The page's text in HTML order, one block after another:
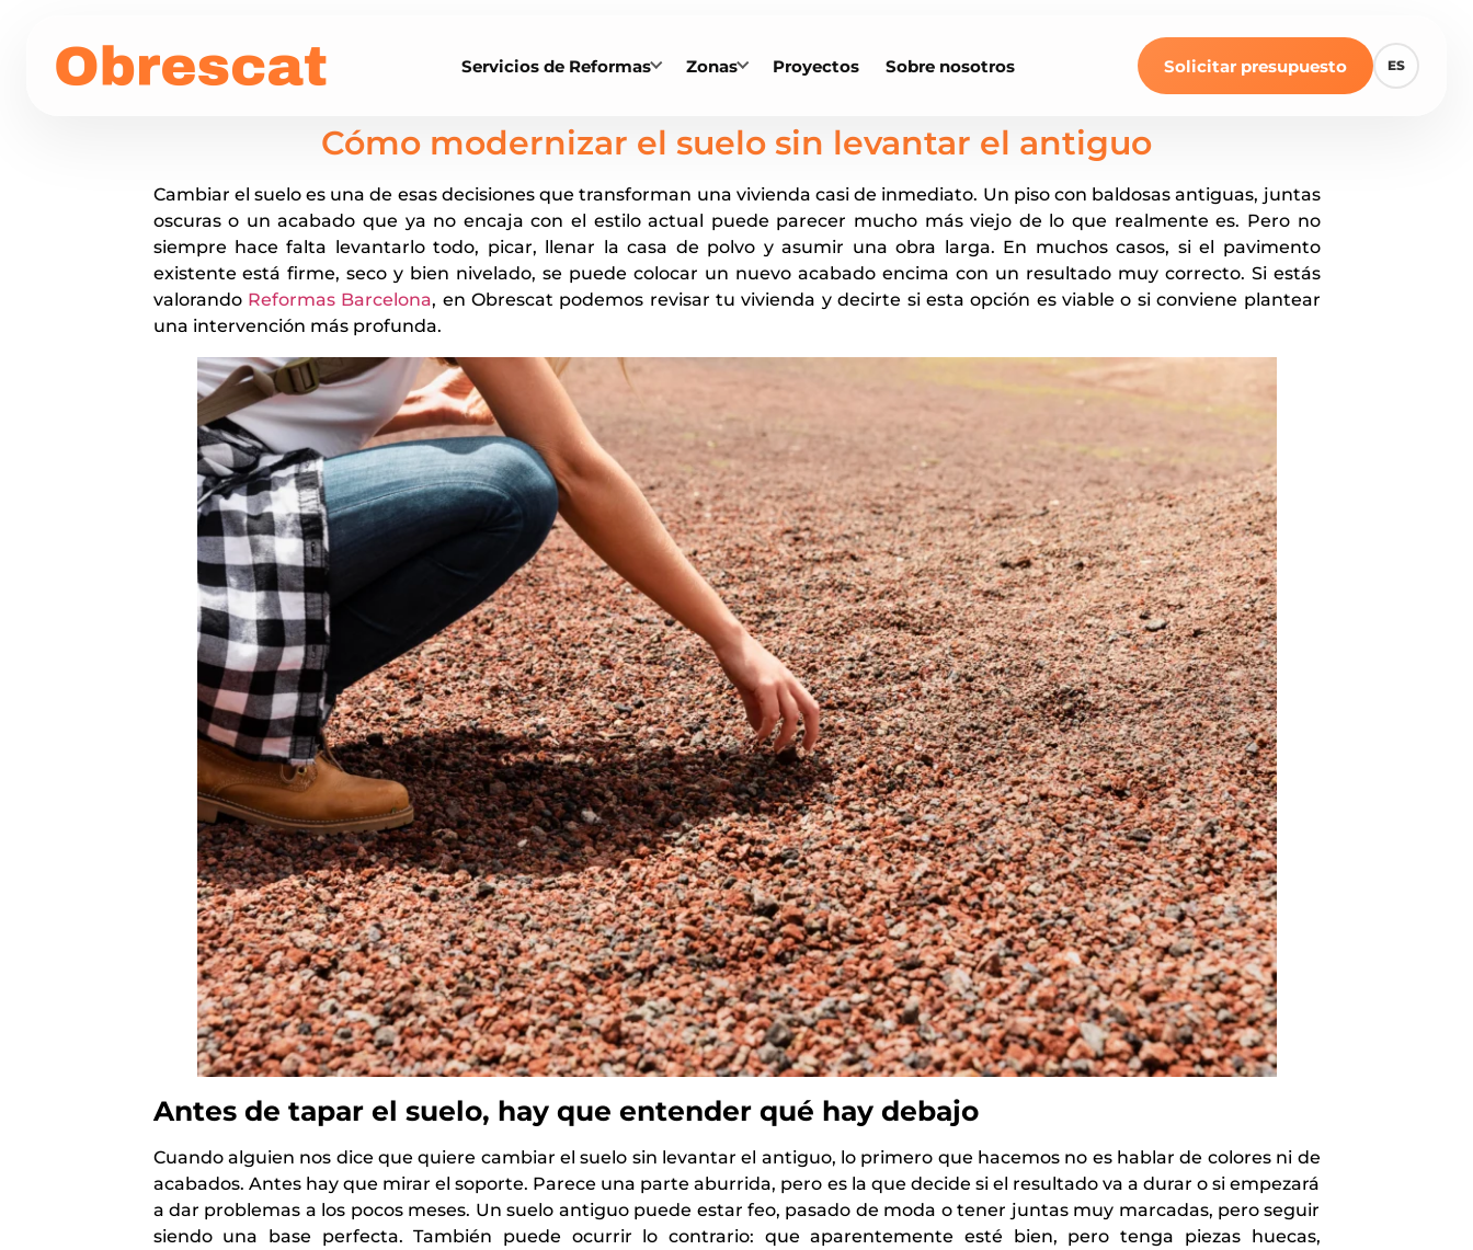
Servicios de Reformas Zonas Proyectos Sobre nosotros Solicitar presupuesto ES
Cómo modernizar el suelo sin levantar el antiguo
Cambiar el suelo es una de esas decisiones que transforman una vivienda casi de inmediato. Un piso con baldosas antiguas, juntas
oscuras o un acabado que ya no encaja con el estilo actual puede parecer mucho más viejo de lo que realmente es. Pero no
siempre hace falta levantarlo todo, picar, llenar la casa de polvo y asumir una obra larga. En muchos casos, si el pavimento
existente está firme, seco y bien nivelado, se puede colocar un nuevo acabado encima con un resultado muy correcto. Si estás
valorando Reformas Barcelona, en Obrescat podemos revisar tu vivienda y decirte si esta opción es viable o si conviene plantear
una intervención más profunda.
Antes de tapar el suelo, hay que entender qué hay debajo
Cuando alguien nos dice que quiere cambiar el suelo sin levantar el antiguo, lo primero que hacemos no es hablar de colores ni de
acabados. Antes hay que mirar el soporte. Parece una parte aburrida, pero es la que decide si el resultado va a durar o si empezará
a dar problemas a los pocos meses. Un suelo antiguo puede estar feo, pasado de moda o tener juntas muy marcadas, pero seguir
siendo una base perfecta. También puede ocurrir lo contrario: que aparentemente esté bien, pero tenga piezas huecas,